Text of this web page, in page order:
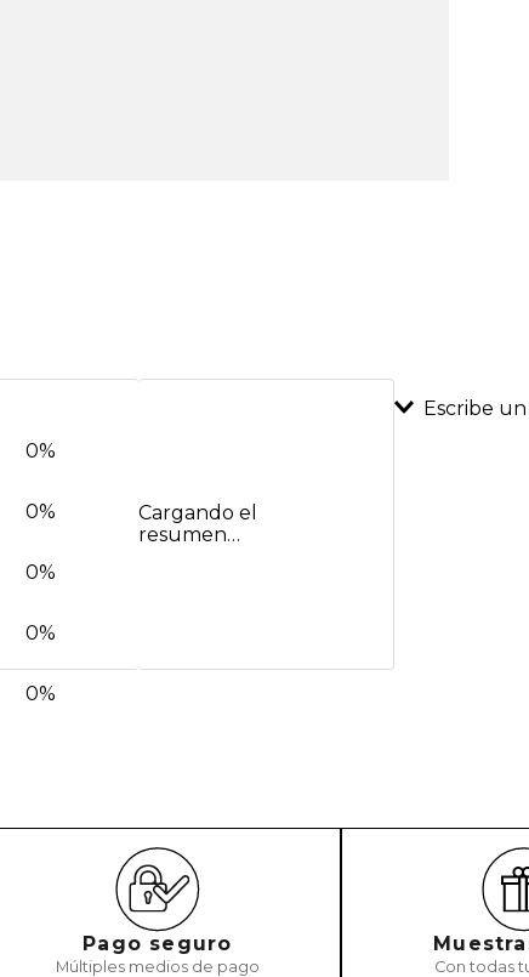
Cargando el
resumen…
0%
0%
0%
0%
0%
Escribe
Escribe
Pago seguro
Múltiples medios de pago Con todas